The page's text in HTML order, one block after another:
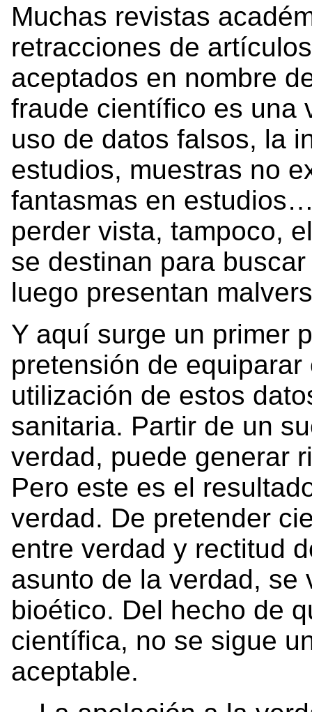
Muchas revistas
retracciones de
aceptados en nombre
fraude científico es una
uso de datos falsos, la
estudios, muestras no
fantasmas en
perder vista, tampoco,
se destinan para
luego presentan
Y aquí surge un primer
pretensión de
utilización de estos
sanitaria. Partir de un
verdad, puede generar
Pero este es el
verdad. De pretender
entre verdad y rectitud
asunto de la verdad, se
bioético. Del hecho de
científica, no se sigue
aceptable.